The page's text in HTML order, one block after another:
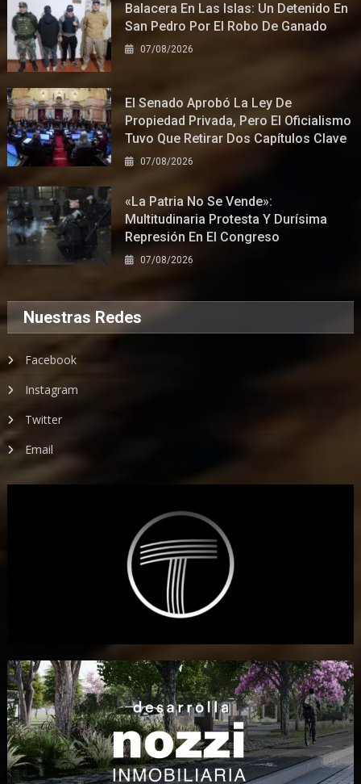
Balacera En Las Islas: Un Detenido En
San Pedro Por El Robo De Ganado
07/08/2026
El Senado Aprobó La Ley De
Propiedad Privada, Pero El Oficialismo
Tuvo Que Retirar Dos Capítulos Clave
07/08/2026
«La Patria No Se Vende»:
Multitudinaria Protesta Y Durísima
Represión En El Congreso
07/08/2026
Nuestras Redes
Facebook
Instagram
Twitter
Email